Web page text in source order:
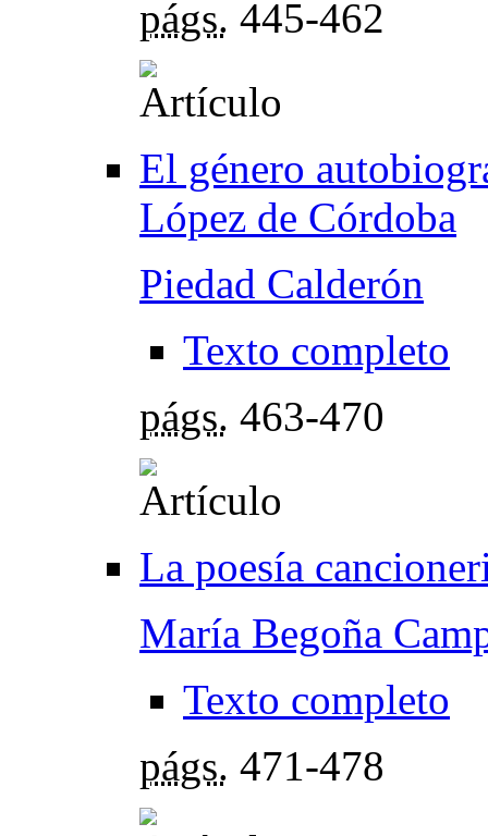
págs. 445-462
El género
López de Córdoba
Piedad Calderón
Texto completo
págs. 463-470
La poesía
María Begoña
Texto completo
págs. 471-478